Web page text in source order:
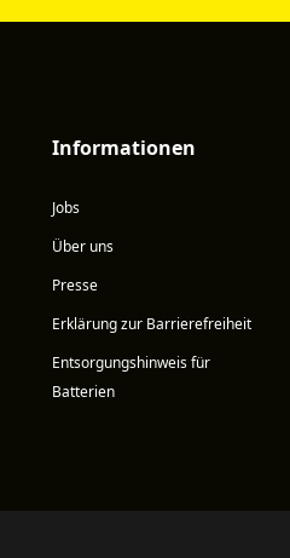
Informationen
Jobs
Über uns
Presse
Erklärung zur Barrierefreiheit
Entsorgungshinweis für
Batterien